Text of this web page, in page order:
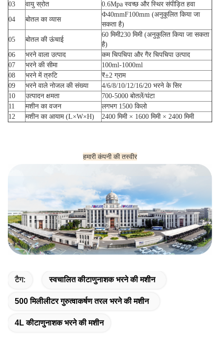
03
वायु स्रोत 0.6Mpa स्वच्छ और स्थिर संपीड़ित हवा
04 बोतल का व्यास
Ф40mmF100mm (अनुकूलित किया जा
सकता है)
05 बोतल की ऊंचाई
60 मिमी230 मिमी (अनुकूलित किया जा सकता
है)
06
भरने वाला उत्पाद
कम चिपचिपा और गैर चिपचिपा उत्पाद
07
भरने की सीमा
100ml-1000ml
08
भरने में त्रुटि
₹±2 ग्राम
09
भरने वाले नोजल की संख्या
4/6/8/10/12/16/20 भरने के सिर
10
उत्पादन क्षमता
700-5000 बोतलें/घंटा
11
मशीन का वजन
लगभग 1500 किलो
12
मशीन का आयाम (L×W×H) 2400 मिमी × 1600 मिमी × 2400 मिमी
हमारी कंपनी की तस्वीर
टैग: स्वचालित कीटाणुनाशक भरने की मशीन
500 मिलीलीटर गुरुत्वाकर्षण तरल भरने की मशीन
4L कीटाणुनाशक भरने की मशीन